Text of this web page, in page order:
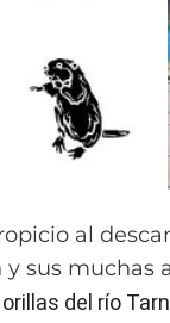
al
sus muchas
del río